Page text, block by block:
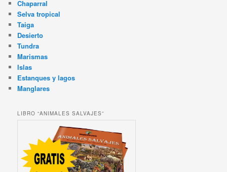
Chaparral
Selva tropical
Taiga
Desierto
Tundra
Marismas
Islas
Estanques y lagos
Manglares
LIBRO “ANIMALES SALVAJES”